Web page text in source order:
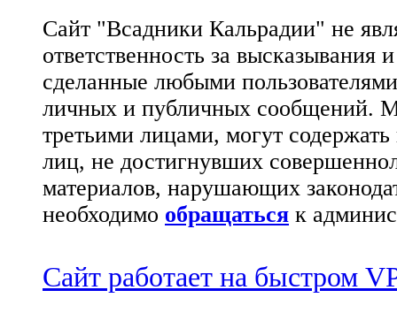
Сайт "Всадники Кальрадии" не
ответственность за
сделанные любыми
личных и публичных сообщений.
третьими лицами, могут
лиц, не достигнувших
материалов, нарушающих
необходимо обращаться к
Сайт работает на быстром